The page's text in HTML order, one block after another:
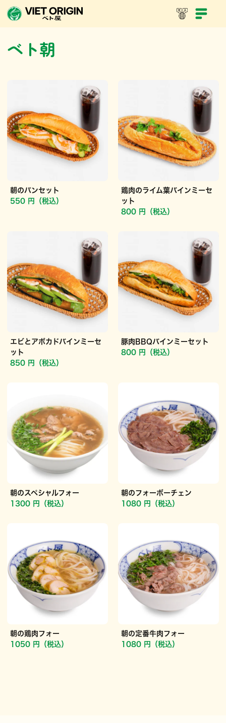
店内メニュー ベト朝
ベト朝
朝のパンセット
550 円（税込）
鶏肉のライム葉バインミーセ
ット
800 円（税込）
エビとアボカドバインミーセ
ット
850 円（税込）
豚肉BBQバインミーセット
800 円（税込）
朝のスペシャルフォー
1300 円（税込）
朝のフォーボーチェン
1080 円（税込）
朝の鶏肉フォー
1050 円（税込）
朝の定番牛肉フォー
1080 円（税込）